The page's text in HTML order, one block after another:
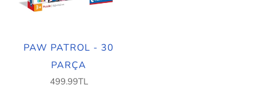
PAW PATROL - 30
PARÇA
499.99TL